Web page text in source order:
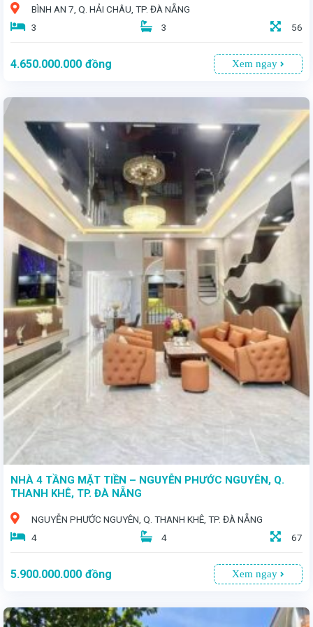
BÌNH AN 7, Q. HẢI CHÂU, TP. ĐÀ NẴNG
3
3 56
4.650.000.000 đồng Xem ngay
NHÀ 4 TẦNG MẶT TIỀN – NGUYỄN PHƯỚC NGUYÊN, Q.
THANH KHÊ, TP. ĐÀ NẴNG
NGUYỄN PHƯỚC NGUYÊN, Q. THANH KHÊ, TP. ĐÀ NẴNG
4
4 67
5.900.000.000 đồng Xem ngay